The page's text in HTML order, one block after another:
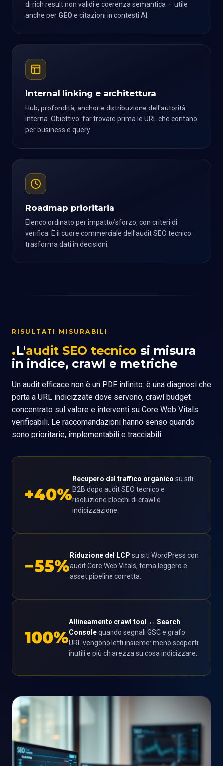
di rich result non validi e coerenza semantica — utile
anche per GEO e citazioni in contesti AI.
Internal linking e architettura
Hub, profondità, anchor e distribuzione dell'autorità
interna. Obiettivo: far trovare prima le URL che contano
per business e query.
Roadmap prioritaria
Elenco ordinato per impatto/sforzo, con criteri di
verifica. È il cuore commerciale dell'audit SEO tecnico:
trasforma dati in decisioni.
RISULTATI MISURABILI
L'audit SEO tecnico si misura
in indice, crawl e metriche
Un audit efficace non è un PDF infinito: è una diagnosi che
porta a URL indicizzate dove servono, crawl budget
concentrato sul valore e interventi su Core Web Vitals
verificabili. Le raccomandazioni hanno senso quando
sono prioritarie, implementabili e tracciabili.
+40%
Recupero del traffico organico su siti
B2B dopo audit SEO tecnico e
risoluzione blocchi di crawl e
indicizzazione.
−55%
Riduzione del LCP su siti WordPress con
audit Core Web Vitals, tema leggero e
asset pipeline corretta.
100%
Allineamento crawl tool ↔ Search
Consolequando segnali GSC e grafo
URL vengono letti insieme: meno scoperti
inutili e più chiarezza su cosa indicizzare.